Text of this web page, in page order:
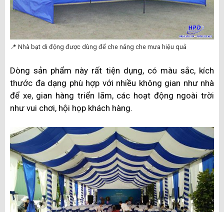
📍 Nhà bạt di động được dùng để che nắng che mưa hiệu quả
Dòng sản phẩm này rất tiện dụng, có màu sắc, kích
thước đa dạng phù hợp với nhiều không gian như nhà
để xe, gian hàng triển lãm, các hoạt động ngoài trời
như vui chơi, hội họp khách hàng.